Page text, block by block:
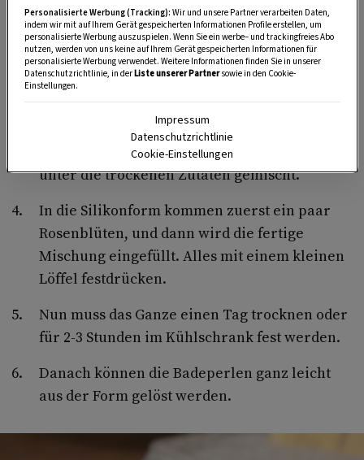
Speisestärke und Salz gut miteinander
vermengt.
Währenddessen kann die Kakaobutter in
einem Wasserbad zum Schmelzen gebracht
Sobald die Kakaobutter flüssig ist, wird sie
unter die trockenen Zutaten gemischt.
In die Silikonform kommen zuerst ein paar
Rosenblüten, und dann wird die fertige
Mischung eingefüllt. Alles mit einem kleinen
Löffel festdrücken.
Nun muss das Ganze einen Tag trocknen oder
für 2-3 Stunden im Kühlschrank fest werden.
Danach können die Badeperlen ganz leicht
aus der Form gelöst werden.
Personalisierte Werbung (Tracking): Wir und unsere Partner verarbeiten Daten,
indem wir mit auf Ihrem Gerät gespeicherten Informationen Profile erstellen, um
personalisierte Werbung auszuspielen. Wenn Sie ein werbe– und trackingfreies Abo
nutzen, werden von uns keine auf Ihrem Gerät gespeicherten Informationen für
personalisierte Werbung verwendet. Weitere Informationen finden Sie in unserer
Datenschutzrichtlinie, in derListe unserer Partnersowie in den Cookie-
Einstellungen.
Impressum
Datenschutzrichtlinie
Cookie-Einstellungen